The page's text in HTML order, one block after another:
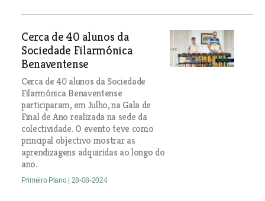
Cerca de 40 alunos da
Sociedade Filarmónica
Benaventense
Cerca de 40 alunos da Sociedade
Filarmónica Benaventense
participaram, em Julho, na Gala de
Final de Ano realizada na sede da
colectividade. O evento teve como
principal objectivo mostrar as
aprendizagens adquiridas ao longo do
ano.
Primeiro Plano | 28-08-2024